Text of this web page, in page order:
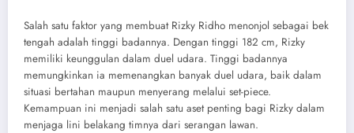
Salah satu faktor yang membuat Rizky Ridho menonjol sebagai bek
tengah adalah tinggi badannya. Dengan tinggi 182 cm, Rizky
memiliki keunggulan dalam duel udara. Tinggi badannya
memungkinkan ia memenangkan banyak duel udara, baik dalam
situasi bertahan maupun menyerang melalui set-piece.
Kemampuan ini menjadi salah satu aset penting bagi Rizky dalam
menjaga lini belakang timnya dari serangan lawan.